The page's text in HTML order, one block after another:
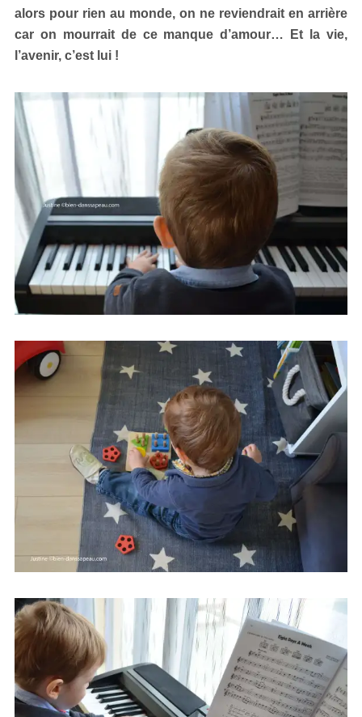
alors pour rien au monde, on ne reviendrait en arrière
car on mourrait de ce manque d’amour… Et la vie,
l’avenir, c’est lui !